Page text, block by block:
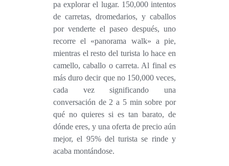
pa explorar el lugar. 150,000 intentos
de carretas, dromedarios, y caballos
por venderte el paseo después, uno
recorre el «panorama walk» a pie,
mientras el resto del turista lo hace en
camello, caballo o carreta. Al final es
más duro decir que no 150,000 veces,
cada vez significando una
conversación de 2 a 5 min sobre por
qué no quieres si es tan barato, de
dónde eres, y una oferta de precio aún
mejor, el 95% del turista se rinde y
acaba montándose.